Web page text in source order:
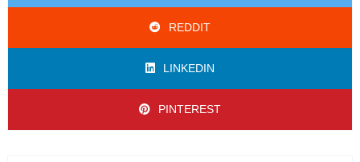
REDDIT
LINKEDIN
PINTEREST